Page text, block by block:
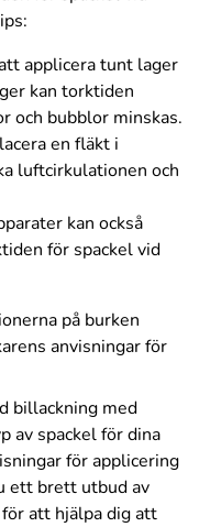
applicera tunt lager
kan torktiden
och bubblor minskas.
en fläkt i
luftcirkulationen och
kan också
för spackel vid
på burken
anvisningar för
billackning med
av spackel för dina
för applicering
ett brett utbud av
för att hjälpa dig att